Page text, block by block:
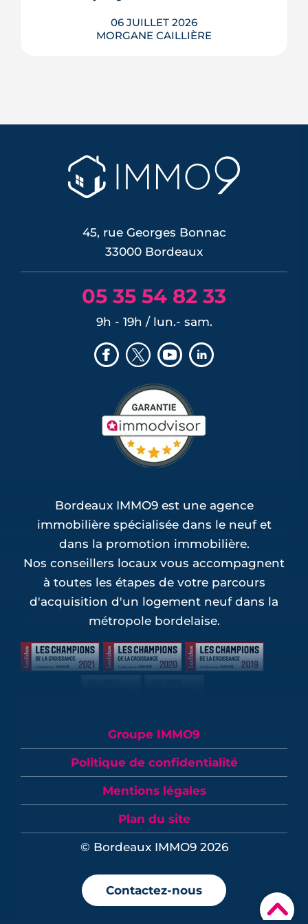
▾
06 JUILLET 2026
MORGANE CAILLIÈRE
immobilier n'ont presque pas bougé.
On fait le point sur ce qui change
vraiment pour votre projet d'achat et
sur les conditions d'emprunt cet été.
45, rue Georges Bonnac
33000 Bordeaux
05 35 54 82 33
9h - 19h / lun.- sam.
Bordeaux IMMO9 est une agence
immobilière spécialisée dans le neuf et
dans la promotion immobilière.
Nos conseillers locaux vous accompagnent
à toutes les étapes de votre parcours
d'acquisition d'un logement neuf dans la
métropole bordelaise.
Groupe IMMO9
Politique de confidentialité
Mentions légales
Plan du site
© Bordeaux IMMO9 2026
Contactez-nous